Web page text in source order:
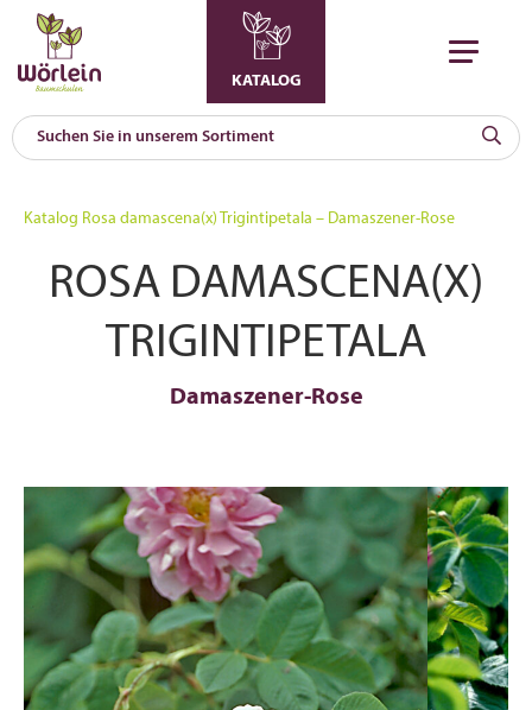
KATALOG
Katalog Rosa damascena(x) Trigintipetala – Damaszener-Rose
ROSA DAMASCENA(X)
TRIGINTIPETALA
Damaszener-Rose